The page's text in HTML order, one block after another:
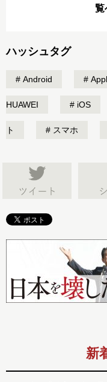
覧
ハッシュタグ
Android
HUAWEI iOS
ト スマホ
新